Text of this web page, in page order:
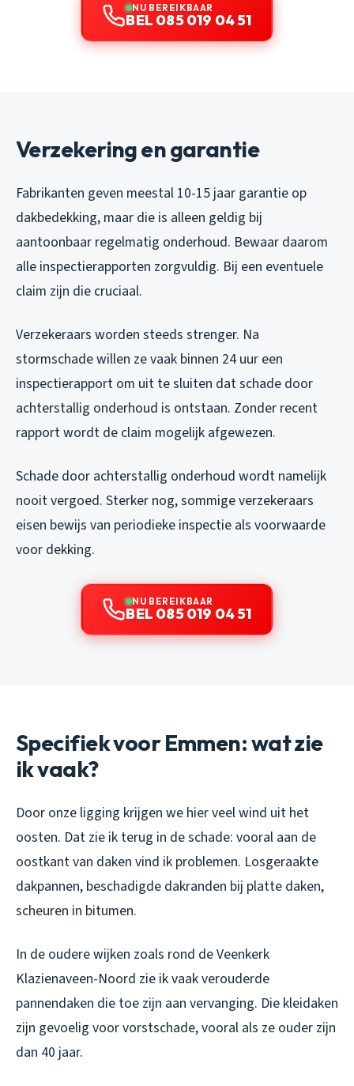
NU BEREIKBAAR
BEL 085 019 04 51
Verzekering en garantie
Fabrikanten geven meestal 10-15 jaar garantie op
dakbedekking, maar die is alleen geldig bij
aantoonbaar regelmatig onderhoud. Bewaar daarom
alle inspectierapporten zorgvuldig. Bij een eventuele
claim zijn die cruciaal.
Verzekeraars worden steeds strenger. Na
stormschade willen ze vaak binnen 24 uur een
inspectierapport om uit te sluiten dat schade door
achterstallig onderhoud is ontstaan. Zonder recent
rapport wordt de claim mogelijk afgewezen.
Schade door achterstallig onderhoud wordt namelijk
nooit vergoed. Sterker nog, sommige verzekeraars
eisen bewijs van periodieke inspectie als voorwaarde
voor dekking.
NU BEREIKBAAR
BEL 085 019 04 51
Specifiek voor Emmen: wat zie
ik vaak?
Door onze ligging krijgen we hier veel wind uit het
oosten. Dat zie ik terug in de schade: vooral aan de
oostkant van daken vind ik problemen. Losgeraakte
dakpannen, beschadigde dakranden bij platte daken,
scheuren in bitumen.
In de oudere wijken zoals rond de Veenkerk
Klazienaveen-Noord zie ik vaak verouderde
pannendaken die toe zijn aan vervanging. Die kleidaken
zijn gevoelig voor vorstschade, vooral als ze ouder zijn
dan 40 jaar.